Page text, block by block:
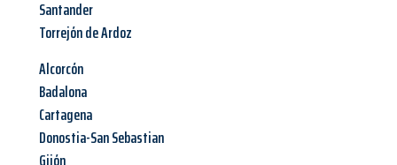
Santander
Torrejón de Ardoz
Alcorcón
Badalona
Cartagena
Donostia-San Sebastian